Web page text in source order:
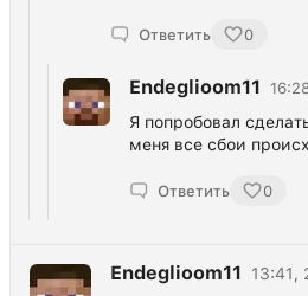
Ответить 0
Endeglioom11
Я попробовал
меня все сбои
Ответить 0
Endeglioom11
13:41,